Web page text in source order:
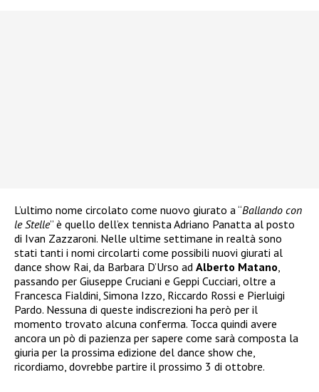
L’ultimo nome circolato come nuovo giurato a “Ballando con
le Stelle” è quello dell’ex tennista Adriano Panatta al posto
di Ivan Zazzaroni. Nelle ultime settimane in realtà sono
stati tanti i nomi circolarti come possibili nuovi giurati al
dance show Rai, da Barbara D’Urso ad Alberto Matano
passando per Giuseppe Cruciani e Geppi Cucciari, oltre a
Francesca Fialdini, Simona Izzo, Riccardo Rossi e Pierluigi
Pardo. Nessuna di queste indiscrezioni ha però per il
momento trovato alcuna conferma. Tocca quindi avere
ancora un pò di pazienza per sapere come sarà composta la
giuria per la prossima edizione del dance show che,
ricordiamo, dovrebbe partire il prossimo 3 di ottobre.